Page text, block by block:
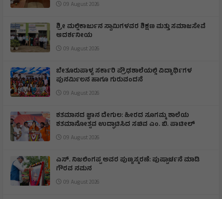
09 August 2026
ಶ್ರೀ ಮಲ್ಲಿಕಾರ್ಜುನ ಸ್ವಾಮಿಗಳವರ ಶಿಕ್ಷಣ ಮತ್ತು ಸಮಾಜಸೇವೆ
ಆದರ್ಶನೀಯ
09 August 2026
ಬೇತೂರುಪಾಳ್ಯ ಸರ್ಕಾರಿ ಪ್ರೌಢಶಾಲೆಯಲ್ಲಿ ವಿದ್ಯಾರ್ಥಿಗಳ
ಪುನರ್ಮಿಲನ ಹಾಗೂ ಗುರುವಂದನೆ
09 August 2026
ಶತಮಾನದ ಜ್ಞಾನ ದೇಗುಲ: ಹೀರದ ಸೂಗಮ್ಮ ಶಾಲೆಯ
ಶತಮಾನೋತ್ಸವ ಉದ್ಘಾಟಿಸಿದ ಸಚಿವ ಎಂ. ಬಿ. ಪಾಟೀಲ್
09 August 2026
ಎಸ್. ನಿಜಲಿಂಗಪ್ಪ ಅವರ ಪುಣ್ಯಸ್ಮರಣೆ: ಪುಷ್ಪಾರ್ಚನೆ ಮಾಡಿ
ಗೌರವ ನಮನ​
09 August 2026